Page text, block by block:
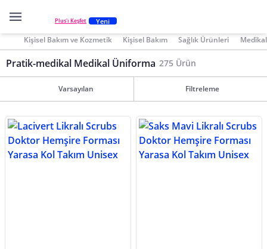
Plus'ı Keşfet Yeni
Kişisel Bakım ve Kozmetik Kişisel Bakım Sağlık Ürünleri
Pratik-medikal Medikal Üniforma 275 Ürün
Varsayılan Filtreleme